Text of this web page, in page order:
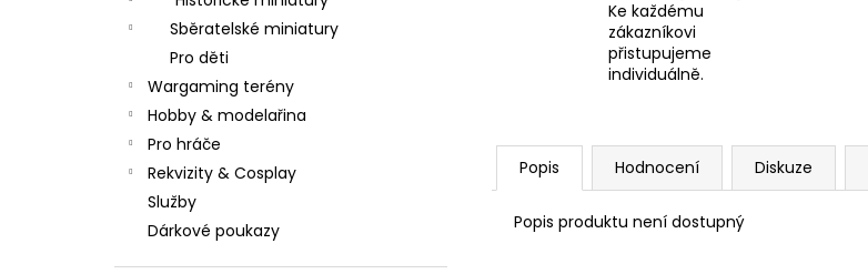
Sběratelské miniatury
Pro děti
Wargaming terény
Hobby & modelařina
Pro hráče
Rekvizity & Cosplay
Služby
Dárkové poukazy
Ke každému
zákazníkovi
přistupujeme
individuálně.
Popis Hodnocení Diskuze
Popis produktu není dostupný